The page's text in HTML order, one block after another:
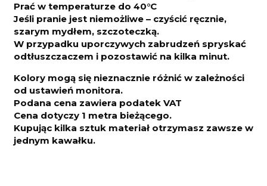
Prać w temperaturze do 40°C
Jeśli pranie jest niemożliwe – czyścić ręcznie,
szarym mydłem, szczoteczką.
W przypadku uporczywych zabrudzeń spryskać
odtłuszczaczem i pozostawić na kilka minut.
Kolory mogą się nieznacznie różnić w zależności
od ustawień monitora.
Podana cena zawiera podatek VAT
Cena dotyczy 1 metra bieżącego.
Kupując kilka sztuk materiał otrzymasz zawsze w
jednym kawałku.